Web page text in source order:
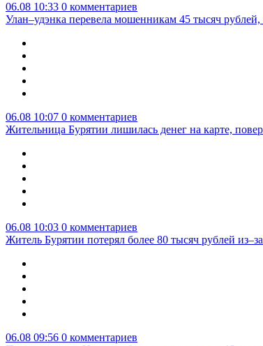
06.08 10:33 0 комментариев
Улан–удэнка перевела мошенникам 45 тысяч
06.08 10:07 0 комментариев
Жительница Бурятии лишилась денег на карте,
06.08 10:03 0 комментариев
Житель Бурятии потерял более 80 тысяч рублей
06.08 09:56 0 комментариев